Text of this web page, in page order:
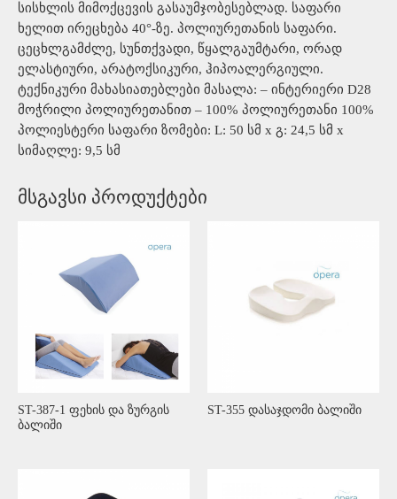
სისხლის მიმოქცევის გასაუმჯობესებლად. საფარი
ხელით ირეცხება 40°-ზე. პოლიურეთანის საფარი.
ცეცხლგამძლე, სუნთქვადი, წყალგაუმტარი, ორად
ელასტიური, არატოქსიკური, ჰიპოალერგიული.
ტექნიკური მახასიათებლები მასალა: – ინტერიერი D28
მოჭრილი პოლიურეთანით – 100% პოლიურეთანი 100%
პოლიესტერი საფარი ზომები: L: 50 სმ x გ: 24,5 სმ x
სიმაღლე: 9,5 სმ
მსგავსი პროდუქტები
ST-387-1 ფეხის და ზურგის
ბალიში
ST-355 დასაჯდომი ბალიში